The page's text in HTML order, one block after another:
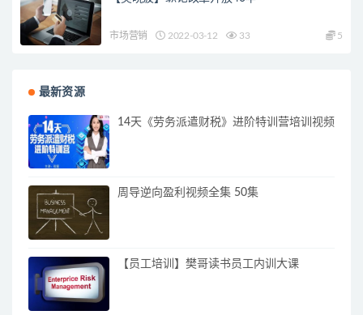
市场营销 2022-03-12 33 5
最新资源
14天《劳务派遣财税》进阶特训营培训视频
周导逆向盈利视频全集 50集
【员工培训】樊哥读书员工内训大课